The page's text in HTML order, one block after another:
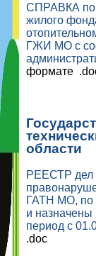
СПРАВКА по
жилого
ГЖИ МО с
формате
области
РЕЕСТР дел
ГАТН МО, по
и назначены
период с
.doc